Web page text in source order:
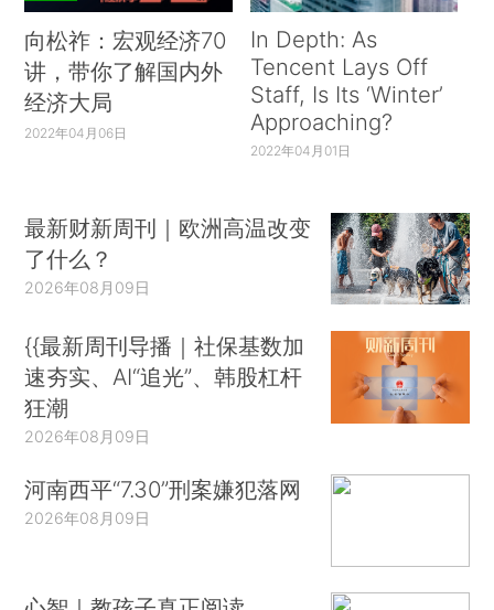
向松祚：宏观经济70
讲，带你了解国内外
经济大局
2022年04月06日
In Depth: As
Tencent Lays Off
Staff, Is Its ‘Winter’
Approaching?
2022年04月01日
最新财新周刊｜欧洲高温改变
了什么？
2026年08月09日
{{最新周刊导播｜社保基数加
速夯实、AI“追光”、韩股杠杆
狂潮
2026年08月09日
河南西平“7.30”刑案嫌犯落网
2026年08月09日